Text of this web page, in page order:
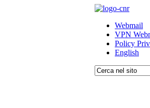
Webmail
VPN
Policy
English